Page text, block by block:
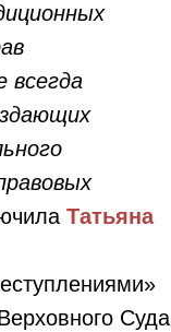
всегда
Татьяна
Суда